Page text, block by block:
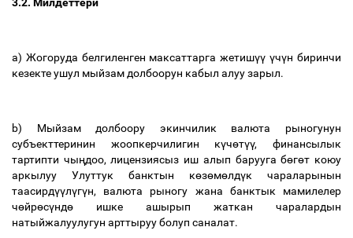
a) Жогоруда белгиленген максаттарга жетишүү үчүн биринчи
кезекте ушул мыйзам долбоорун кабыл алуу зарыл.
b) Мыйзам долбоору экинчилик валюта рыногунун
субъекттеринин жоопкерчилигин күчөтүү, финансылык
тартипти чыңдоо, лицензиясыз иш алып барууга бөгөт коюу
аркылуу Улуттук банктын көзөмөлдүк чараларынын
таасирдүүлүгүн, валюта рыногу жана банктык мамилелер
чөйрөсүндө ишке ашырып жаткан чаралардын
натыйжалуулугун арттыруу болуп саналат.